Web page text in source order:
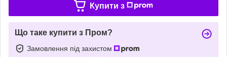
Купити з
Що таке купити з Пром?
Замовлення під захистом